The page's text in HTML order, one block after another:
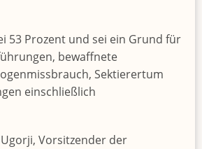
53 Prozent und sei ein Grund für
bewaffnete
Sektierertum
einschließlich
Vorsitzender der